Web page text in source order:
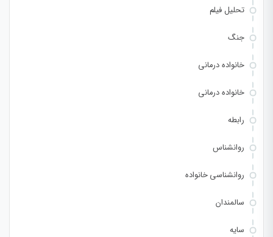
تحلیل فیلم
جنگ
خانواده درمانی
خانواده درمانی
رابطه
روانشناس
روانشناسی خانواده
سالمندان
سایه